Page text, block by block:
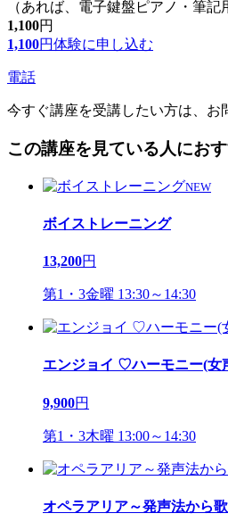
（あれば、電子鍵盤ピアノ・筆記
1,100円
1,100円体験に申し込む
電話
今すぐ講座を受講したい方は、お
この講座を見ている人にお
NEW
ボイストレーニング
13,200円
第1・3金曜 13:30～14:30
エンジョイ ♡ハーモニー(女
9,900円
第1・3木曜 13:00～14:30
オペラアリア～発声法から